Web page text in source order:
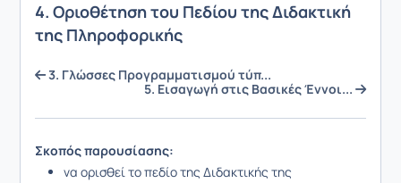
4. Οριοθέτηση του Πεδίου της Διδακτική
της Πληροφορικής
3. Γλώσσες Προγραμματισμού τύπ...
5. Εισαγωγή στις Βασικές Έννοι...
Σκοπός παρουσίασης:
να ορισθεί το πεδίο της Διδακτικής της